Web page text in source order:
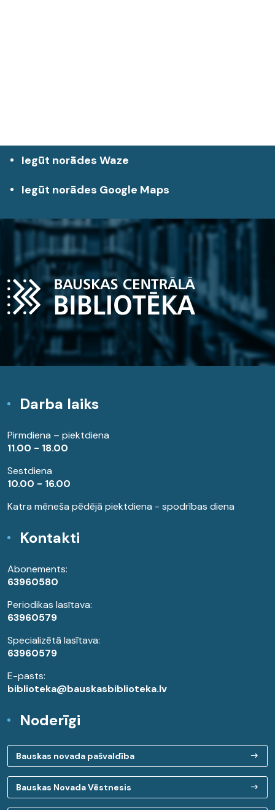
Iegūt norādes Waze
Iegūt norādes Google Maps
Darba laiks
Pirmdiena – piektdiena
11.00 - 18.00
Sestdiena
10.00 - 16.00
Katra mēneša pēdējā piektdiena - spodrības diena
Kontakti
Abonements:
63960580
Periodikas lasītava:
63960579
Specializētā lasītava:
63960579
E-pasts:
biblioteka@bauskasbiblioteka.lv
Noderīgi
Bauskas novada pašvaldība
Bauskas Novada Vēstnesis